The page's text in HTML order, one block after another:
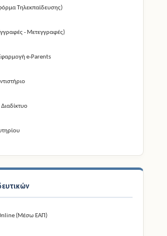
Τηλεκπαίδευσης)
- Μετεγγραφές)
e-Parents
(Μέσω ΕΑΠ)